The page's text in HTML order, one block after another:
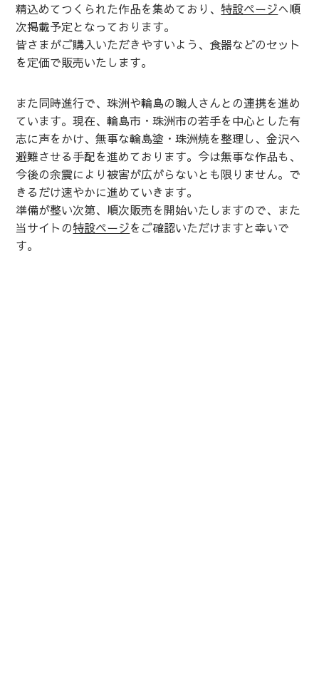
精込めてつくられた作品を集めており、特設ページへ順
次掲載予定となっております。
皆さまがご購入いただきやすいよう、食器などのセット
を定価で販売いたします。
また同時進行で、珠洲や輪島の職人さんとの連携を進め
ています。現在、輪島市・珠洲市の若手を中心とした有
志に声をかけ、無事な輪島塗・珠洲焼を整理し、金沢へ
避難させる手配を進めております。今は無事な作品も、
今後の余震により被害が広がらないとも限りません。で
きるだけ速やかに進めていきます。
準備が整い次第、順次販売を開始いたしますので、また
当サイトの特設ページをご確認いただけますと幸いで
す。